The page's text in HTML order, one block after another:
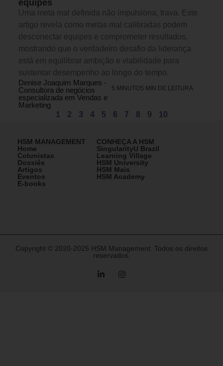
equipes
Uma meta mal definida não impulsiona, trava. Este
artigo revela como metas mal calibradas podem
desconectar equipes e comprometer resultados,
mostrando que o verdadeiro desafio da liderança
está em equilibrar ambição e viabilidade para
sustentar desempenho ao longo do tempo.
Denise Joaquim Marques -
Consultora de negócios
especializada em Vendas e
Marketing
5 MINUTOS MIN DE LEITURA
1 2 3 4 5 6 7 8 9 10
HSM MANAGEMENT
Home
Colunistas
Dossiês
Artigos
Eventos
E-books
CONHEÇA A HSM
SingularityU Brazil
Learning Village
HSM University
HSM Mais
HSM Academy
Copyright © 2020-2025 HSM Management. Todos os direitos
reservados.